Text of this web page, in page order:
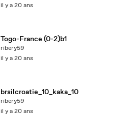
il y a 20 ans
Togo-France (0-2)b1
ribery59
il y a 20 ans
brsilcroatie_10_kaka_10
ribery59
il y a 20 ans